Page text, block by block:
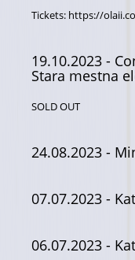
Tickets: https://
19.10.2023 -
Stara mestna
SOLD OUT
24.08.2023 -
07.07.2023 -
06.07.2023 -